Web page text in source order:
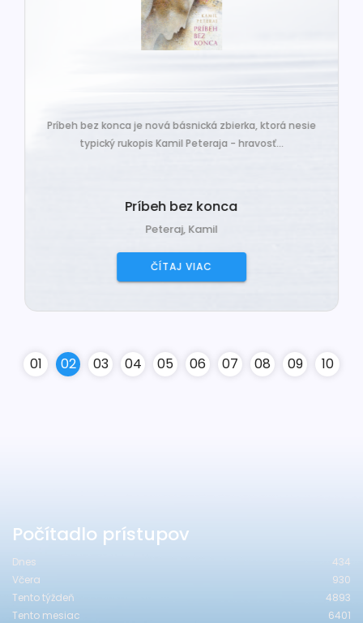
Príbeh bez konca je nová básnická zbierka, ktorá nesie
typický rukopis Kamil Peteraja - hravosť...
Príbeh bez konca
Peteraj, Kamil
ČÍTAJ VIAC
01 02 03 04 05 06 07 08 09 10
Počítadlo prístupov
Dnes
434
Včera
930
Tento týždeň
4893
Tento mesiac
6401